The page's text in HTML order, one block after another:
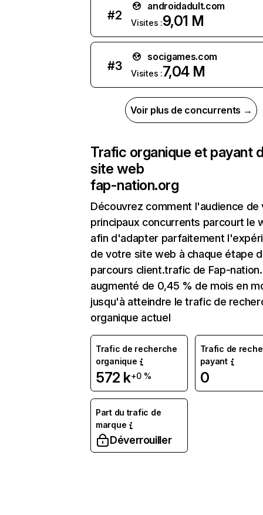
#2
androidadult.com
Visites :9,01 M
#3
socigames.com
Visites :7,04 M
Voir plus de concurrents →
Trafic organique et payant
site web
fap-nation.org
Découvrez comment l'audience de
principaux concurrents parcourt le
afin d'adapter parfaitement
de votre site web à chaque étape
parcours client.trafic de Fap-
augmenté de 0,45 % de mois en
jusqu'à atteindre le trafic de
organique actuel
Trafic de recherche
organique
572 k+0 %
Trafic de
payant
0
Part du trafic de
marque
Déverrouiller